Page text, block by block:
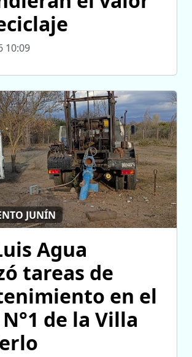
10:09
JUNÍN
Agua
tareas de
en el
de la Villa